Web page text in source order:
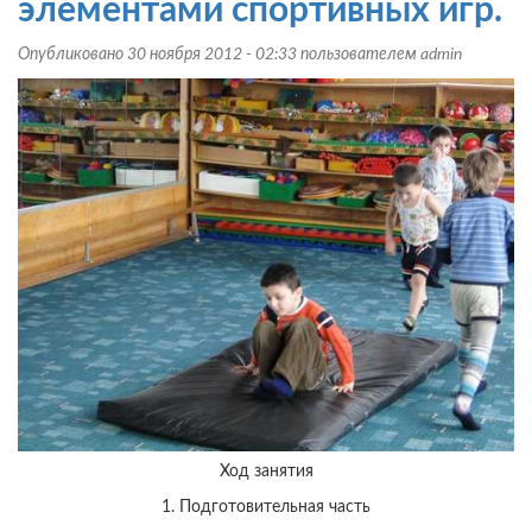
«Аэробика
мячом».
элементами спортивных игр.
Опубликовано 30 ноября 2012 - 02:33 пользователем admin
Ход занятия
1. Подготовительная часть